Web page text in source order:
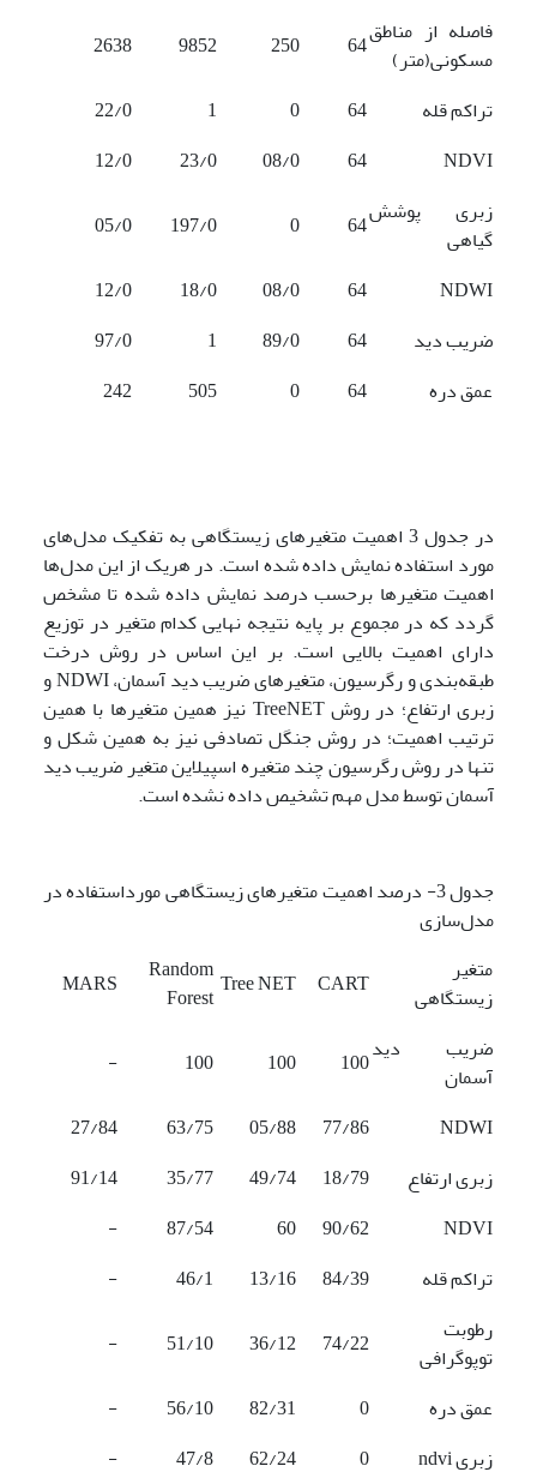
فاصله از مناطق
مسکونی(متر)
64
250
9852
2638
تراکم قله
64
0
1
22/0
NDVI
64
08/0
23/0
12/0
زبری پوشش
گیاهی
64
0
197/0
05/0
NDWI
64
08/0
18/0
12/0
ضریب دید
64
89/0
1
97/0
عمق دره
64
0
505
242
در جدول 3 اهمیت متغیرهای زیستگاهی به تفکیک مدل‌های
مورد استفاده نمایش داده ‌شده است. در هریک از این مدل‌ها
اهمیت متغیرها برحسب درصد نمایش داده ‌شده تا مشخص
گردد که در مجموع بر پایه نتیجه نهایی کدام متغیر در توزیع
دارای اهمیت بالایی است. بر این اساس در روش درخت
طبقه‌بندی و رگرسیون، متغیرهای ضریب دید آسمان، NDWI و
زبری ارتفاع؛ در روش TreeNET نیز همین متغیرها با همین
ترتیب اهمیت؛ در روش جنگل تصادفی نیز به همین شکل و
تنها در روش رگرسیون چند متغیره اسپیلاین متغیر ضریب دید
آسمان توسط مدل مهم تشخیص داده نشده است.
جدول 3- درصد اهمیت متغیرهای زیستگاهی مورداستفاده در
مدل‌سازی
متغیر
زیستگاهی
CART
Tree NET
Random
Forest
MARS
ضریب دید
آسمان
100
100
100
-
NDWI
77/86
05/88
63/75
27/84
زبری ارتفاع
18/79
49/74
35/77
91/14
NDVI
90/62
60
87/54
-
تراکم قله
84/39
13/16
46/1
-
رطوبت
توپوگرافی
74/22
36/12
51/10
-
عمق دره
0
82/31
56/10
-
زبری ndvi
0
62/24
47/8
-